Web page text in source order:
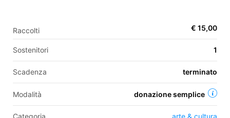
IT
ES
Raccolti € 15,00
Sostenitori 1
Scadenza terminato
Modalità donazione semplice
Categoria arte & cultura